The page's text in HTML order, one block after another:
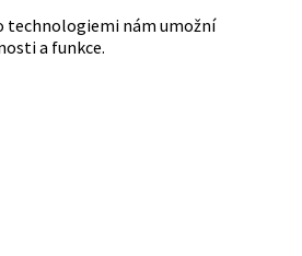
technologiemi nám umožní
a funkce.